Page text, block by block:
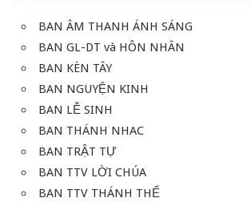
BAN ÂM THANH ÁNH SÁNG
BAN GL-DT và HÔN NHÂN
BAN KÈN TÂY
BAN NGUYỆN KINH
BAN LỄ SINH
BAN THÁNH NHAC
BAN TRẬT TỰ
BAN TTV LỜI CHÚA
BAN TTV THÁNH THỂ